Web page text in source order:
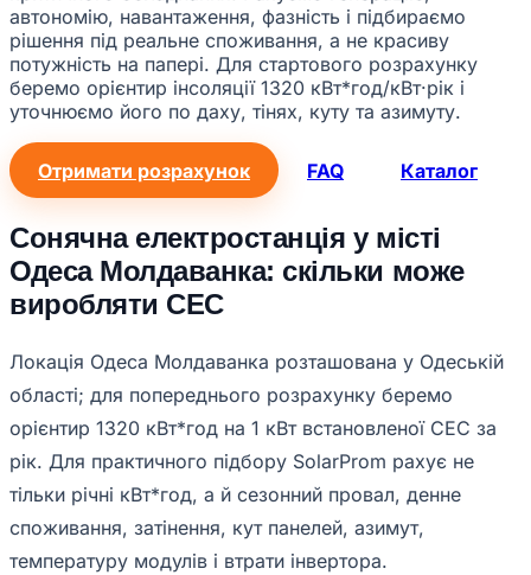
автономію, навантаження, фазність і підбираємо
рішення під реальне споживання, а не красиву
потужність на папері. Для стартового розрахунку
беремо орієнтир інсоляції 1320 кВт*год/кВт·рік і
уточнюємо його по даху, тінях, куту та азимуту.
Отримати розрахунок FAQ Каталог
Сонячна електростанція у місті
Одеса Молдаванка: скільки може
виробляти СЕС
Локація Одеса Молдаванка розташована у Одеській
області; для попереднього розрахунку беремо
орієнтир 1320 кВт*год на 1 кВт встановленої СЕС за
рік. Для практичного підбору SolarProm рахує не
тільки річні кВт*год, а й сезонний провал, денне
споживання, затінення, кут панелей, азимут,
температуру модулів і втрати інвертора.